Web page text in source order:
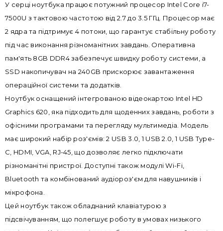
У серці ноутбука працює потужний процесор Intel Core i7-
7500U з тактовою частотою від 2.7 до 3.5 ГГц. Процесор має
2 ядра та підтримує 4 потоки, що гарантує стабільну роботу
під час виконання різноманітних завдань. Оперативна
пам'ять 8GB DDR4 забезпечує швидку роботу системи, а
SSD накопичувач на 240GB прискорює завантаження
операційної системи та додатків.
Ноутбук оснащений інтегрованою відеокартою Intel HD
Graphics 620, яка підходить для щоденних завдань, роботи з
офісними програмами та перегляду мультимедіа. Модель
має широкий набір роз'ємів: 2 USB 3.0, 1 USB 2.0, 1 USB Type-
C, HDMI, VGA, RJ-45, що дозволяє легко підключати
різноманітні пристрої. Доступні також модулі Wi-Fi,
Bluetooth та комбінований аудіороз'єм для навушників і
мікрофона.
Цей ноутбук також обладнаний клавіатурою з
підсвічуванням, що полегшує роботу в умовах низького